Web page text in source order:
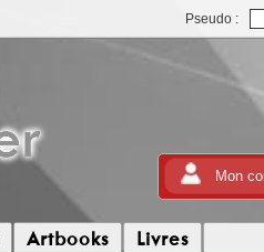
Pseudo :
Mon
Artbooks Livres